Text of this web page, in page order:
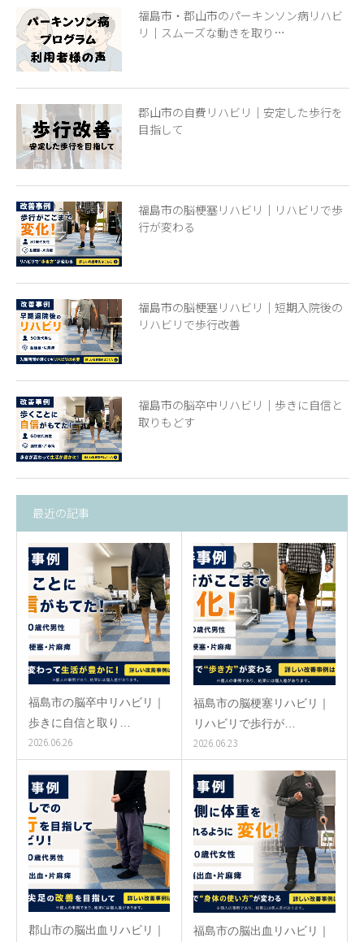
福島市・郡山市のパーキンソン病リハビ
リ｜スムーズな動きを取り…
郡山市の自費リハビリ｜安定した歩行を
目指して
福島市の脳梗塞リハビリ｜リハビリで歩
行が変わる
福島市の脳梗塞リハビリ｜短期入院後の
リハビリで歩行改善
福島市の脳卒中リハビリ｜歩きに自信と
取りもどす
最近の記事
福島市の脳卒中リハビリ｜
歩きに自信と取り…
2026.06.26
福島市の脳梗塞リハビリ｜
リハビリで歩行が…
2026.06.23
郡山市の脳出血リハビリ｜
福島市の脳出血リハビリ｜